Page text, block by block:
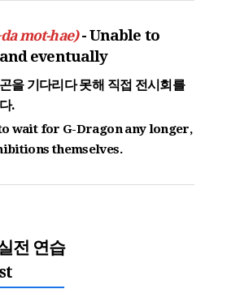
mot-hae)- Unable to
eventually
을 기다리다 못해 직접 전시회를
.
wait for G-Dragon any longer,
themselves.
전 연습